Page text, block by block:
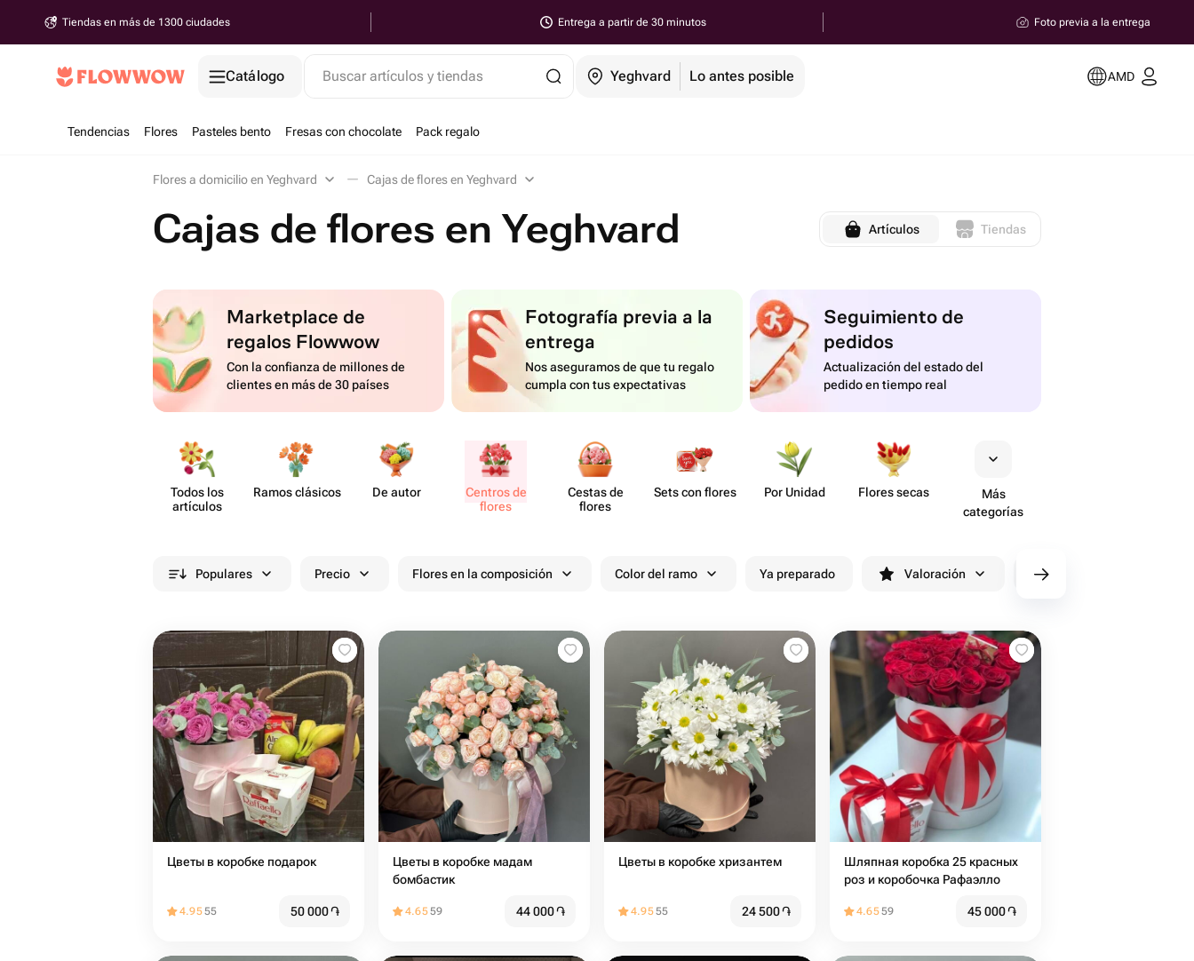
Tiendas en más de 1300 ciudades Entrega a partir de 30 minutos Foto previa a la entrega
Catálogo Buscar artículos y tiendas Yeghvard Lo antes posible AMD
Tendencias Flores Pasteles bento Fresas con chocolate Pack regalo
Flores a domicilio en Yeghvard Cajas de flores en Yeghvard
Cajas de flores en Yeghvard Artículos Tiendas
Marketplace de
regalos Flowwow
Con la confianza de millones de
clientes en más de 30 países
Fotografía previa a la
entrega
Nos aseguramos de que tu regalo
cumpla con tus expectativas
Seguimiento de
pedidos
Actualización del estado del
pedido en tiempo real
Todos los
artículos
Ramos clásicos De autor
Centros de
flores
Cestas de
flores
Sets con flores Por Unidad Flores secas
Más
categorías
Populares Precio Flores en la composición Color del ramo Ya preparado Valoración cv/filters/name_fast_delivery
Цветы в коробке подарок
4.9555 50 000֏
Цветы в коробке мадам
бомбастик
4.6559 44 000֏
Цветы в коробке хризантем
4.9555 24 500֏
Шляпная коробка 25 красных
роз и коробочка Рафаэлло
4.6559 45 000֏